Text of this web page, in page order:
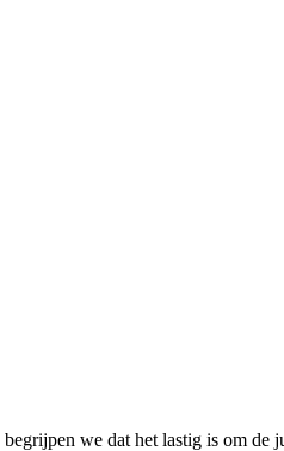
we dat het lastig is om